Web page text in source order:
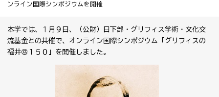
ンライン国際シンポジウムを開催
本学では、１月９日、（公財）日下部・グリフィス学術・文化交
流基金との共催で、オンライン国際シンポジウム「グリフィスの
福井＠１５０」を開催しました。